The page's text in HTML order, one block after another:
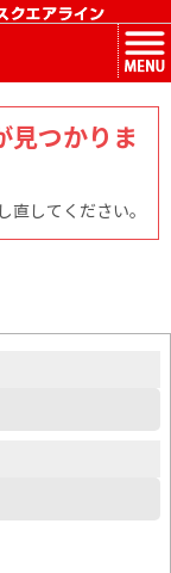
見つかりま
してください。